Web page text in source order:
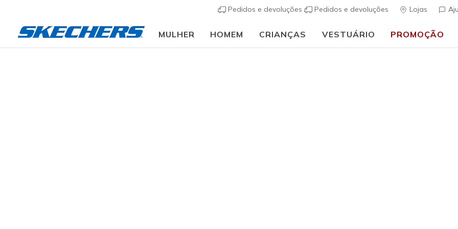
Pedidos e devoluções Pedidos e devoluções Lojas
MULHER HOMEM CRIANÇAS VESTUÁRIO PROMOÇÃO